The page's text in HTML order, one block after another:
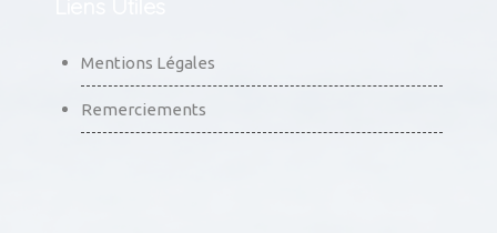
Remerciements